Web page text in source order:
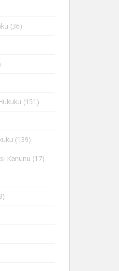
(36)
(151)
(139)
Kanunu (17)